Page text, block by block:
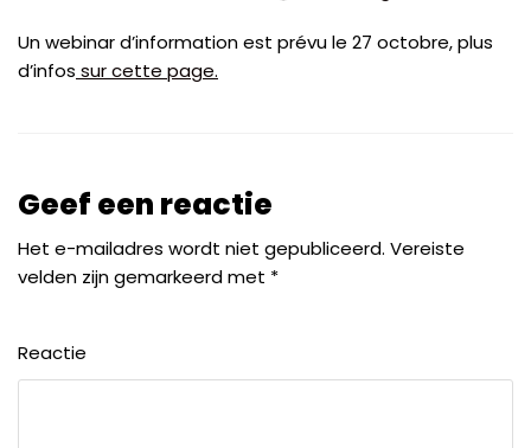
Un webinar d’information est prévu le 27 octobre, plus
d’infos sur cette page.
Geef een reactie
Het e-mailadres wordt niet gepubliceerd. Vereiste
velden zijn gemarkeerd met *
Reactie